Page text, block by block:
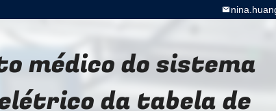
médico do sistema
da tabela de